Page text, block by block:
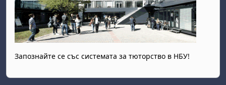
Запознайте се със системата за тюторство в НБУ!